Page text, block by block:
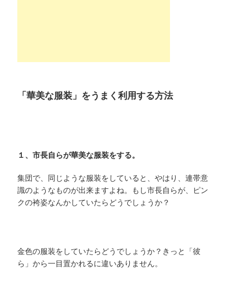
「華美な服装」をうまく利用する方法
１、市長自らが華美な服装をする。
集団で、同じような服装をしていると、やはり、連帯意
識のようなものが出来ますよね。もし市長自らが、ピン
クの袴姿なんかしていたらどうでしょうか？
金色の服装をしていたらどうでしょうか？きっと「彼
ら」から一目置かれるに違いありません。